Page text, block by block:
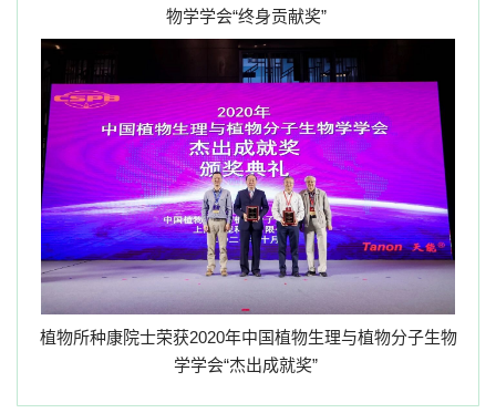
物学学会“终身贡献奖”
植物所种康院士荣获2020年中国植物生理与植物分子生物
学学会“杰出成就奖”